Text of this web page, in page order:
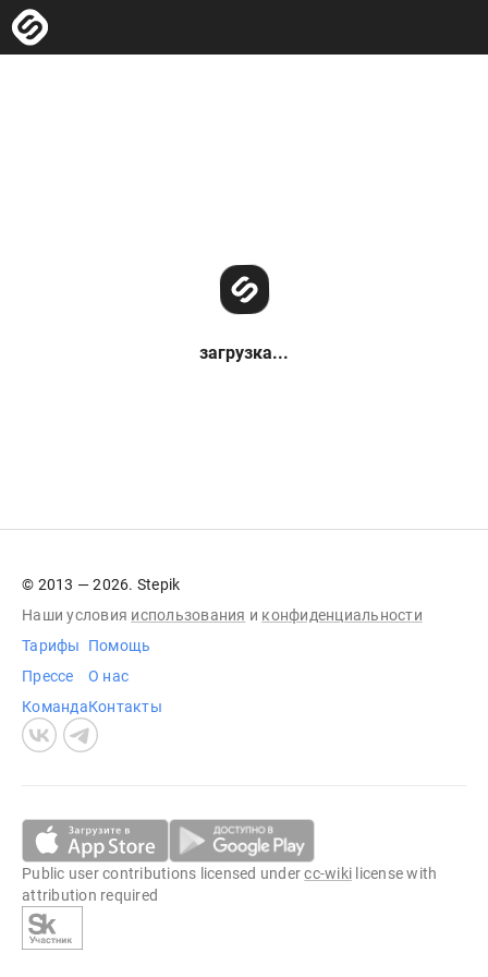
загрузка...
© 2013 — 2026. Stepik
Наши условия использования и конфиденциальности
Тарифы
Прессе
Команда
Помощь
О нас
Контакты
Public user contributions licensed undercc-wiki license with
attribution required